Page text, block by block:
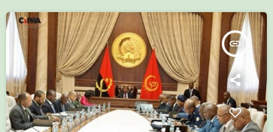
insert_link